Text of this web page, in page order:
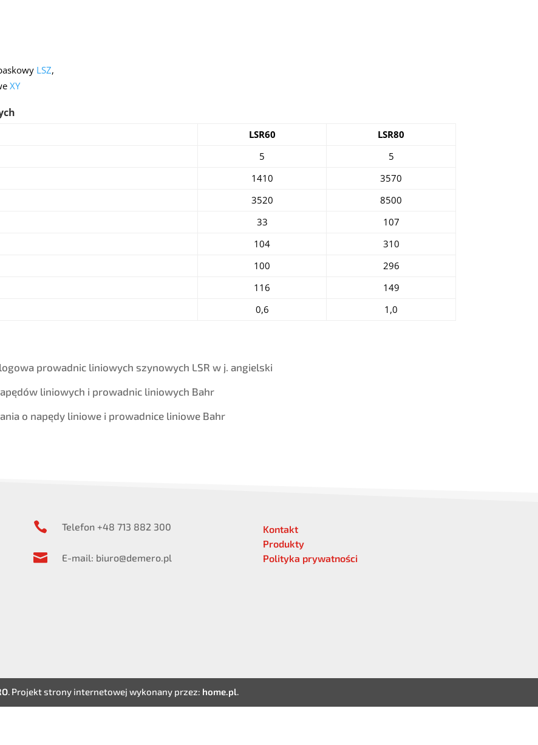
LSZ,
XY
LSR60
LSR80
5
5
1410
3570
3520
8500
33
107
104
310
100
296
116
149
0,6 1,0
prowadnic liniowych szynowych LSR w j. angielski
liniowych i prowadnic liniowych Bahr
o napędy liniowe i prowadnice liniowe Bahr
 Telefon +48 713 882 300
 E-mail: biuro@demero.pl
Kontakt
Produkty
Polityka prywatności
. Projekt strony internetowej wykonany przez: home.pl.